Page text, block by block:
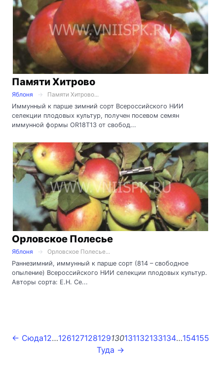
Памяти Хитрово
Яблоня
Памяти Хитрово...
Иммунный к парше зимний сорт Всероссийского НИИ
селекции плодовых культур, получен посевом семян
иммунной формы ОR18Т13 от свобод...
Орловское Полесье
Яблоня
Орловское Полесье...
Раннезимний, иммунный к парше сорт (814 – свободное
опыление) Всероссийского НИИ селекции плодовых культур.
Авторы сорта: Е.Н. Се...
← Сюда12…126127128129130131132133134…154155
Туда →